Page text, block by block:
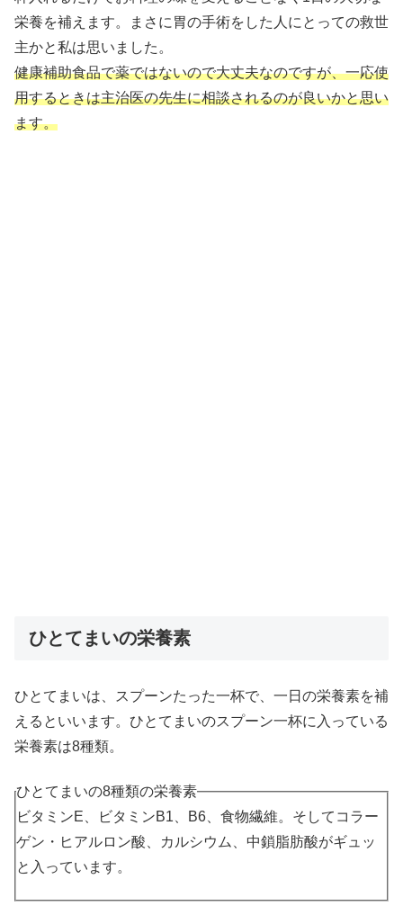
栄養を補えます。まさに胃の手術をした人にとっての救世
主かと私は思いました。
健康補助食品で薬ではないので大丈夫なのですが、一応使
用するときは主治医の先生に相談されるのが良いかと思い
ます。
ひとてまいの栄養素
ひとてまいは、スプーンたった一杯で、一日の栄養素を補
えるといいます。ひとてまいのスプーン一杯に入っている
栄養素は8種類。
ひとてまいの8種類の栄養素
ビタミンE、ビタミンB1、B6、食物繊維。そしてコラー
ゲン・ヒアルロン酸、カルシウム、中鎖脂肪酸がギュッ
と入っています。